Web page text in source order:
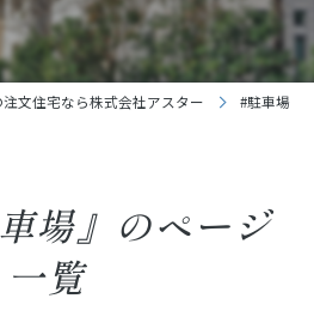
文住宅なら株式会社アスター #駐車場
場』のページ
一覧